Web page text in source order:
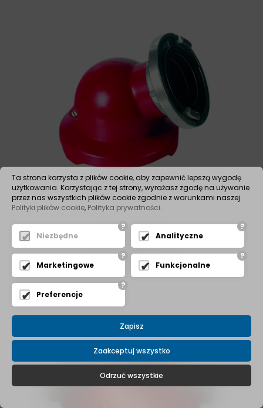
Smok ssawny skośny
Ta strona korzysta z plików cookie, aby zapewnić lepszą wygodę
użytkowania. Korzystając z tej strony, wyrażasz zgodę na używanie
przez nas wszystkich plików cookie zgodnie z warunkami naszej
Polityki plików cookie, Polityka prywatności.
?
Niezbędne
?
Analityczne
?
Marketingowe
?
Funkcjonalne
?
Preferencje
Zapisz
Zaakceptuj wszystko
Odrzuć wszystkie